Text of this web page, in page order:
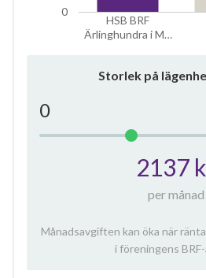
HSB BRF
Ärlinghundra i M…
0
Storlek på
0
2137
per månad
Månadsavgiften kan öka när
i föreningens